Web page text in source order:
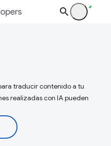
traducir contenido a tu
realizadas con IA pueden